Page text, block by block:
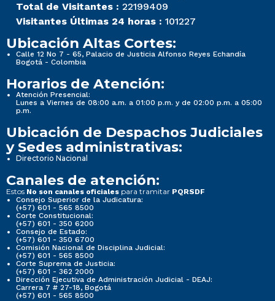
Total de Visitantes : 22199409
Visitantes Últimas 24 horas : 101227
Ubicación Altas Cortes:
Calle 12 No 7 - 65, Palacio de Justicia Alfonso Reyes Echandía
Bogotá - Colombia
Horarios de Atención:
Atención Presencial:
Lunes a Viernes de 08:00 a.m. a 01:00 p.m. y de 02:00 p.m. a 05:00
p.m.
Ubicación de Despachos Judiciales
y Sedes administrativas:
Directorio Nacional
Canales de atención:
Estos No son canales oficiales para tramitar PQRSDF
Consejo Superior de la Judicatura:
(+57) 601 - 565 8500
Corte Constitucional:
(+57) 601 - 350 6200
Consejo de Estado:
(+57) 601 - 350 6700
Comisión Nacional de Disciplina Judicial:
(+57) 601 - 565 8500
Corte Suprema de Justicia:
(+57) 601 - 362 2000
Dirección Ejecutiva de Administración Judicial - DEAJ:
Carrera 7 # 27-18, Bogotá
(+57) 601 - 565 8500